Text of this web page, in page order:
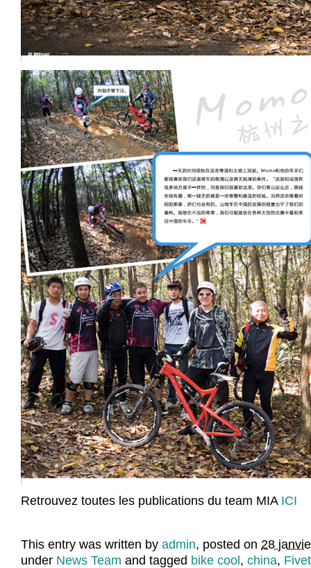
Retrouvez toutes les publications du team MIA ICI
This entry was written by admin, posted on 28
under News Team and tagged bike cool, china,